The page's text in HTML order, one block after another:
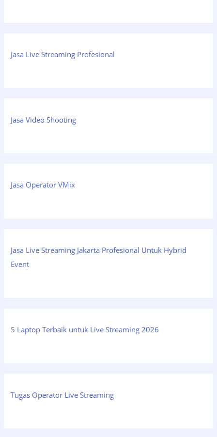
Jasa Live Streaming Profesional
Jasa Video Shooting
Jasa Operator VMix
Jasa Live Streaming Jakarta Profesional Untuk Hybrid
Event
5 Laptop Terbaik untuk Live Streaming 2026
Tugas Operator Live Streaming